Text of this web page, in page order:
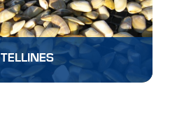
TELLINES